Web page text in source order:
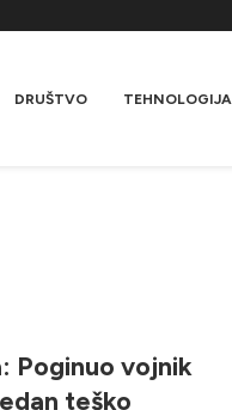
DRUŠTVO TEHNOLOGIJA
Poginuo vojnik
teško